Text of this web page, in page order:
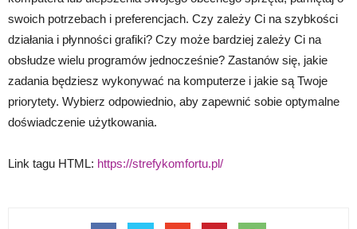
swoich potrzebach i preferencjach. Czy zależy Ci na szybkości
działania i płynności grafiki? Czy może bardziej zależy Ci na
obsłudze wielu programów jednocześnie? Zastanów się, jakie
zadania będziesz wykonywać na komputerze i jakie są Twoje
priorytety. Wybierz odpowiednio, aby zapewnić sobie optymalne
doświadczenie użytkowania.
Link tagu HTML: https://strefykomfortu.pl/